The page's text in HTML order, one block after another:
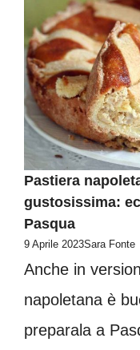
Pastiera
gustosissima:
Pasqua
9 Aprile 2023Sara Fonte
Anche in
napoletana è
preparala a